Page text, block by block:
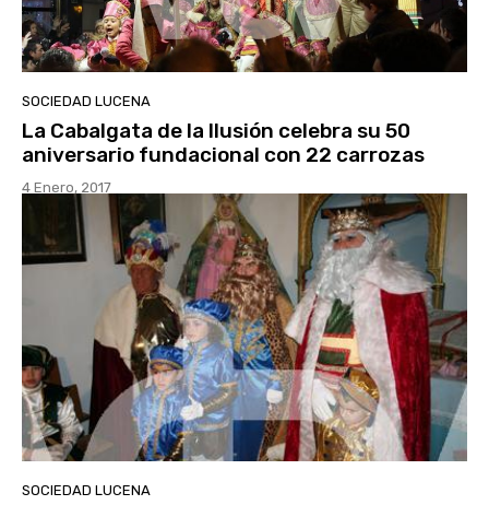
SOCIEDAD LUCENA
La Cabalgata de la Ilusión celebra su 50
aniversario fundacional con 22 carrozas
4 Enero, 2017
SOCIEDAD LUCENA